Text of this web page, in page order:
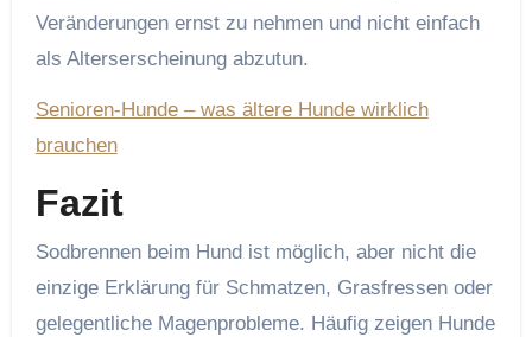
Veränderungen ernst zu nehmen und nicht einfach
als Alterserscheinung abzutun.
Senioren-Hunde – was ältere Hunde wirklich
brauchen
Fazit
Sodbrennen beim Hund ist möglich, aber nicht die
einzige Erklärung für Schmatzen, Grasfressen oder
gelegentliche Magenprobleme. Häufig zeigen Hunde